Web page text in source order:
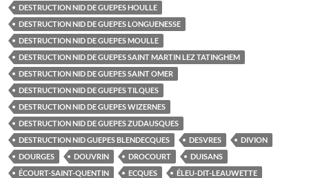
DESTRUCTION NID DE GUEPES HOULLE
DESTRUCTION NID DE GUEPES LONGUENESSE
DESTRUCTION NID DE GUEPES MOULLE
DESTRUCTION NID DE GUEPES SAINT MARTIN LEZ TATINGHEM
DESTRUCTION NID DE GUEPES SAINT OMER
DESTRUCTION NID DE GUEPES TILQUES
DESTRUCTION NID DE GUEPES WIZERNES
DESTRUCTION NID DE GUEPES ZUDAUSQUES
DESTRUCTION NID GUEPES BLENDECQUES
DESVRES
DIVION
DOURGES
DOUVRIN DROCOURT
DUISANS
ÉCOURT-SAINT-QUENTIN
ECQUES
ÉLEU-DIT-LEAUWETTE